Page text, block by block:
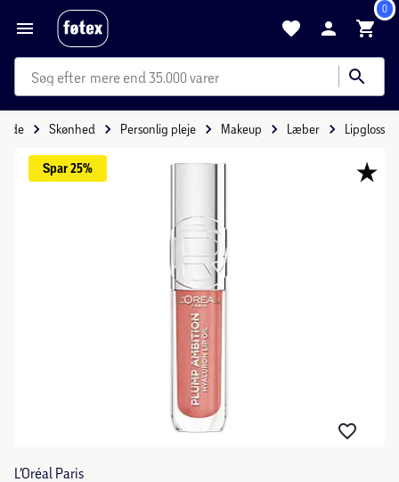
0
mere end 35.000 varer
Skønhed Personlig pleje Makeup Læber Lipgloss
Spar 25%
L’Oréal Paris